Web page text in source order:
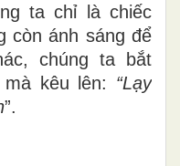
ta chỉ là chiếc
còn ánh sáng để
chúng ta bắt
kêu lên: “Lạy
”.